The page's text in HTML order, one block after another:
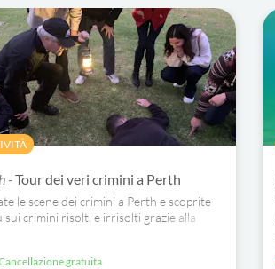
-Tour dei veri crimini a Perth
le scene dei crimini a Perth e scoprite
sui crimini risolti e irrisolti grazie alla
Cancellazione gratuita